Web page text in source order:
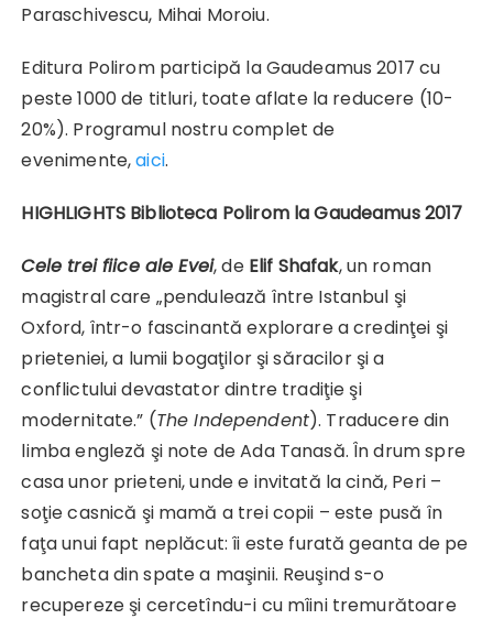
Paraschivescu, Mihai Moroiu.
Editura Polirom participă la Gaudeamus 2017 cu
peste 1000 de titluri, toate aflate la reducere (10-
20%). Programul nostru complet de
evenimente,aici.
HIGHLIGHTS Biblioteca Polirom la Gaudeamus 2017
Cele trei fiice ale Evei, de Elif Shafak, un roman
magistral care „pendulează între Istanbul şi
Oxford, într-o fascinantă explorare a credinţei şi
prieteniei, a lumii bogaţilor şi săracilor şi a
conflictului devastator dintre tradiţie şi
modernitate.” (The Independent). Traducere din
limba engleză şi note de Ada Tanasă. În drum spre
casa unor prieteni, unde e invitată la cină, Peri –
soţie casnică şi mamă a trei copii – este pusă în
faţa unui fapt neplăcut: îi este furată geanta de pe
bancheta din spate a maşinii. Reuşind s-o
recupereze şi cercetîndu-i cu mîini tremurătoare